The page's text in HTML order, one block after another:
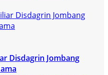
Disdagrin Jombang